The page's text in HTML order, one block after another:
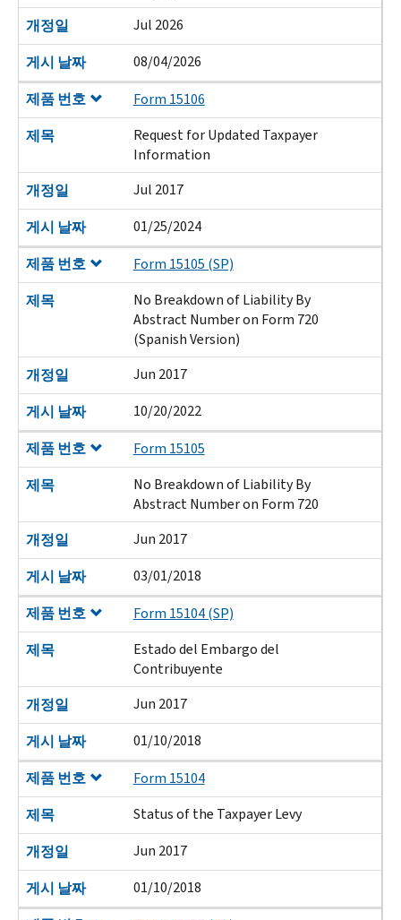
개정일
Jul 2026
게시 날짜
08/04/2026
제품 번호
Form 15106
제목
Request for Updated Taxpayer
Information
개정일
Jul 2017
게시 날짜
01/25/2024
제품 번호
Form 15105 (SP)
제목
No Breakdown of Liability By
Abstract Number on Form 720
(Spanish Version)
개정일
Jun 2017
게시 날짜
10/20/2022
제품 번호
Form 15105
제목
No Breakdown of Liability By
Abstract Number on Form 720
개정일
Jun 2017
게시 날짜
03/01/2018
제품 번호
Form 15104 (SP)
제목
Estado del Embargo del
Contribuyente
개정일
Jun 2017
게시 날짜
01/10/2018
제품 번호
Form 15104
제목
Status of the Taxpayer Levy
개정일
Jun 2017
게시 날짜
01/10/2018